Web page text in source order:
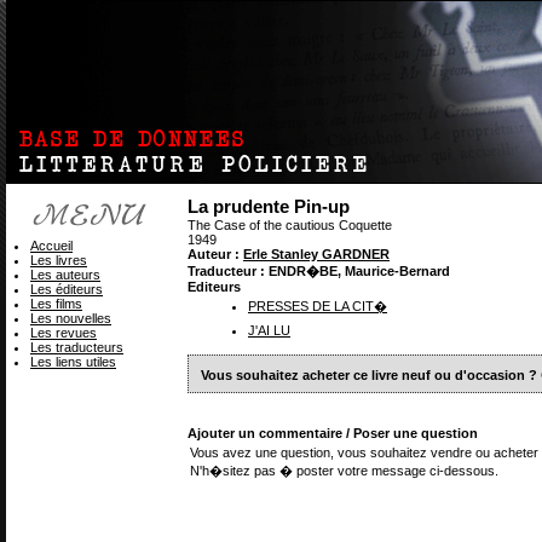
La prudente Pin-up
The Case of the cautious Coquette
1949
Auteur : Erle Stanley GARDNER
Traducteur : ENDR�BE, Maurice-Bernard
Editeurs
PRESSES DE LA CIT�
J'AI LU
Vous souhaitez acheter ce livre neuf ou d'occasion ?
Ajouter un commentaire / Poser une question
Vous avez une question, vous souhaitez vendre ou
N'h�sitez pas � poster votre message ci-dessous.
Accueil
Les livres
Les auteurs
Les éditeurs
Les films
Les nouvelles
Les revues
Les traducteurs
Les liens utiles